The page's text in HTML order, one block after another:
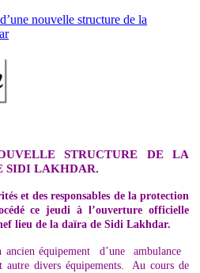
nouvelle structure de la
STRUCTURE DE LA
SIDI LAKHDAR.
et des responsables de la protection
ce jeudi à l’ouverture officielle
lieu de la daïra de Sidi Lakhdar.
ancien équipement d’une ambulance
autre divers équipements. Au cours de